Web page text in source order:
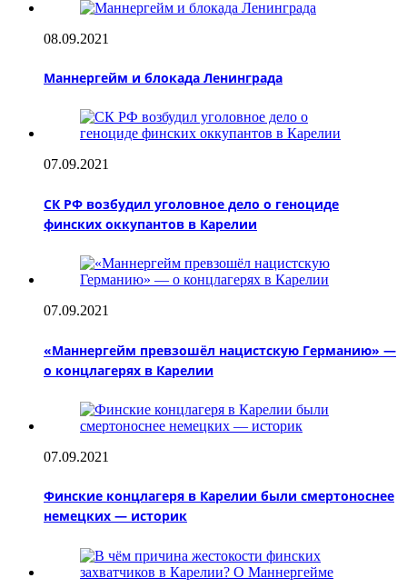
08.09.2021
Маннергейм и блокада Ленинграда
07.09.2021
СК РФ возбудил уголовное дело о геноциде
финских оккупантов в Карелии
07.09.2021
«Маннергейм превзошёл нацистскую Германию» —
о концлагерях в Карелии
07.09.2021
Финские концлагеря в Карелии были смертоноснее
немецких — историк